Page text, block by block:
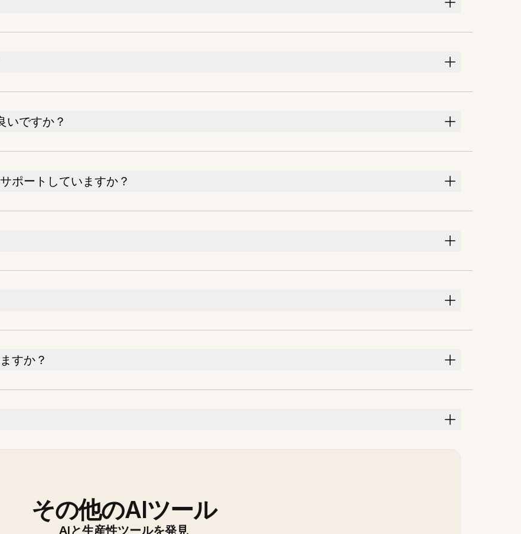
いですか？
ポートしていますか？
すか？
その他のAIツール
AIと生産性ツールを発見